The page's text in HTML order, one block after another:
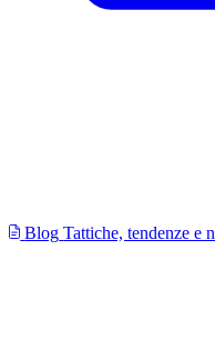
Blog Tattiche, tendenze e